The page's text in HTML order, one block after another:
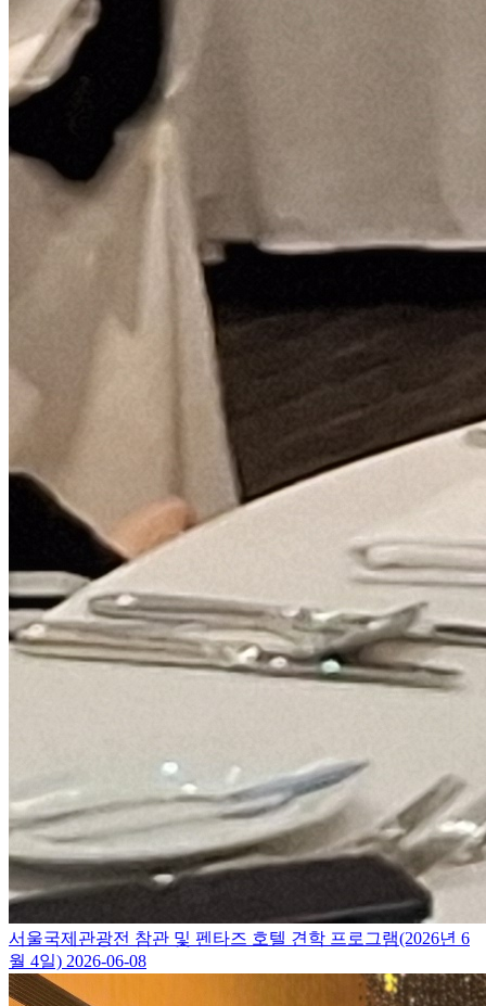
서울국제관광전 참관 및 펜타즈 호텔 견학 프로그램(2026년 6
월 4일) 2026-06-08